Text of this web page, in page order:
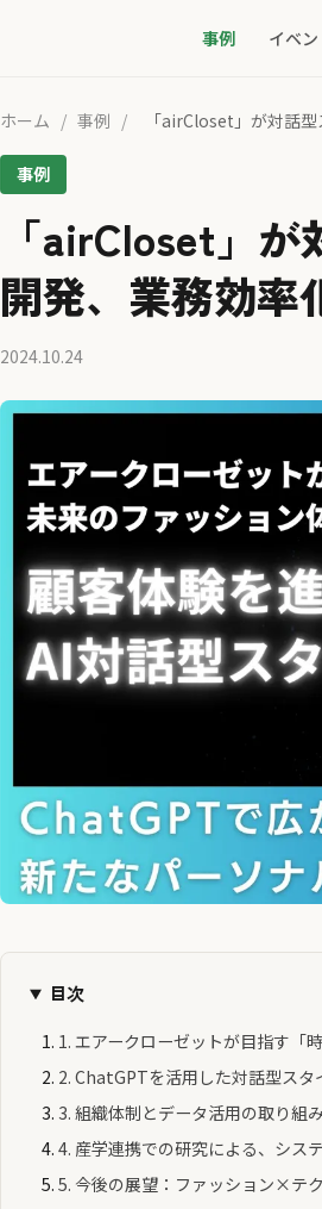
事例 イベン
ホーム / 事例 / 「airCloset」が対話
事例
「airCloset」
開発、業務効率
2024.10.24
目次
1. エアークローゼットが目指す「
2. ChatGPTを活用した対話型ス
3. 組織体制とデータ活用の取り組
4. 産学連携での研究による、シス
5. 今後の展望：ファッション×テ